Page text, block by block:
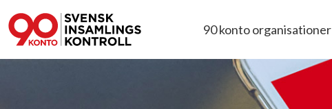
90 konto organisationer